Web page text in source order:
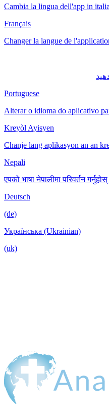
Cambia la lingua dell'app in
Français
Changer la langue de
Portuguese
Alterar o idioma do aplicativo
Kreyòl Ayisyen
Chanje lang aplikasyon an an
Nepali
एपको भाषा नेपालीमा परिवर्तन
Deutsch
(de)
Українська (Ukrainian)
(uk)